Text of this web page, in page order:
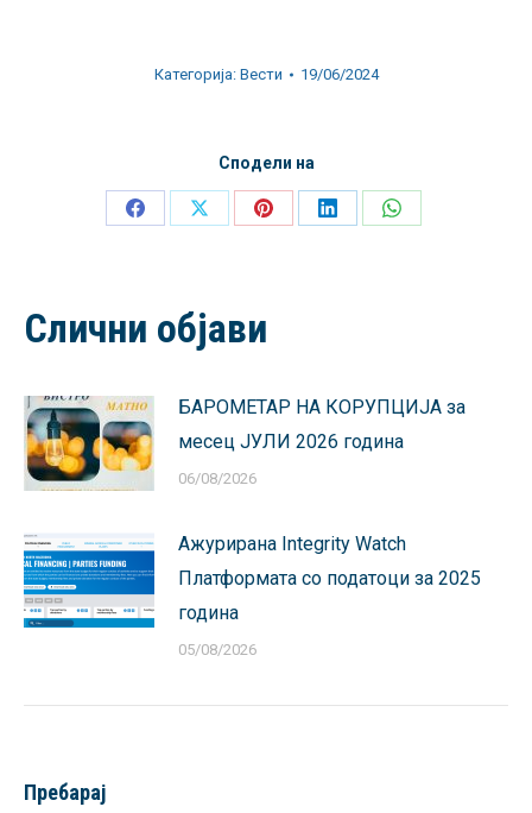
Категорија: Вести 19/06/2024
Сподели на
Share
Share
Share
Share
Share
Слични објави
БАРОМЕТАР НА КОРУПЦИЈА за
месец ЈУЛИ 2026 година
06/08/2026
Ажурирана Integrity Watch
Платформата со податоци за 2025
година
05/08/2026
Пребарај